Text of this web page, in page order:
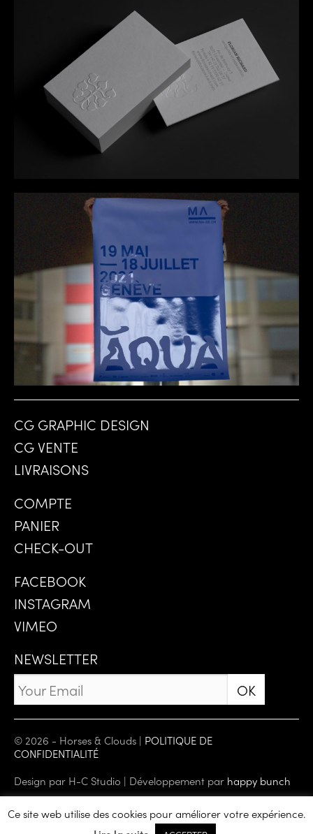
CG GRAPHIC DESIGN
CG VENTE
LIVRAISONS
COMPTE
PANIER
CHECK-OUT
FACEBOOK
INSTAGRAM
VIMEO
NEWSLETTER
© 2026 - Horses & Clouds | POLITIQUE DE
CONFIDENTIALITÉ
Design par H-C Studio | Développement par happy bunch
0
Ce site web utilise des cookies pour améliorer votre expérience.